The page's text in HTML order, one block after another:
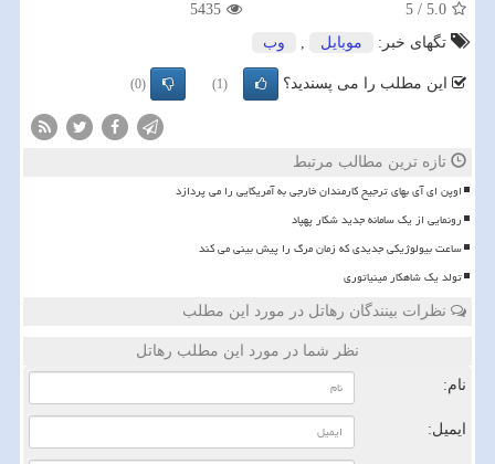
5.0
/
5
5435
تگهای خبر:
موبایل , وب
این مطلب را می پسندید؟ (1)
(0)
تازه ترین مطالب مرتبط
اوپن ای آی بهای ترجیح کارمندان خارجی به آمریکایی را می پردازد
رونمایی از یک سامانه جدید شکار پهپاد
ساعت بیولوژیکی جدیدی که زمان مرگ را پیش بینی می کند
تولد یک شاهکار مینیاتوری
نظرات بینندگان رهاتل در مورد این مطلب
نظر شما در مورد این مطلب رهاتل
نام:
ایمیل: